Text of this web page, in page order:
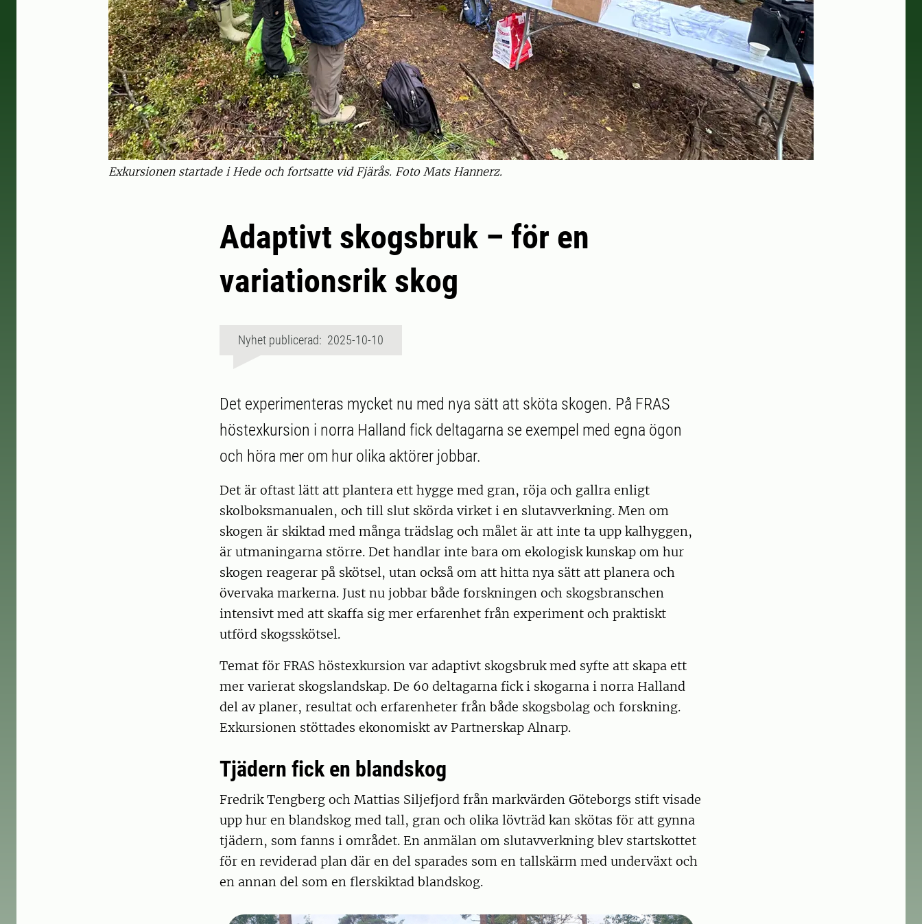
Exkursionen startade i Hede och fortsatte vid Fjärås. Foto Mats Hannerz.
Adaptivt skogsbruk – för en
variationsrik skog
Nyhet publicerad: 2025-10-10
Det experimenteras mycket nu med nya sätt att sköta skogen. På FRAS
höstexkursion i norra Halland fick deltagarna se exempel med egna ögon
och höra mer om hur olika aktörer jobbar.
Det är oftast lätt att plantera ett hygge med gran, röja och gallra enligt
skolboksmanualen, och till slut skörda virket i en slutavverkning. Men om
skogen är skiktad med många trädslag och målet är att inte ta upp kalhyggen,
är utmaningarna större. Det handlar inte bara om ekologisk kunskap om hur
skogen reagerar på skötsel, utan också om att hitta nya sätt att planera och
övervaka markerna. Just nu jobbar både forskningen och skogsbranschen
intensivt med att skaffa sig mer erfarenhet från experiment och praktiskt
utförd skogsskötsel.
Temat för FRAS höstexkursion var adaptivt skogsbruk med syfte att skapa ett
mer varierat skogslandskap. De 60 deltagarna fick i skogarna i norra Halland
del av planer, resultat och erfarenheter från både skogsbolag och forskning.
Exkursionen stöttades ekonomiskt av Partnerskap Alnarp.
Tjädern fick en blandskog
Fredrik Tengberg och Mattias Siljefjord från markvärden Göteborgs stift visade
upp hur en blandskog med tall, gran och olika lövträd kan skötas för att gynna
tjädern, som fanns i området. En anmälan om slutavverkning blev startskottet
för en reviderad plan där en del sparades som en tallskärm med underväxt och
en annan del som en flerskiktad blandskog.